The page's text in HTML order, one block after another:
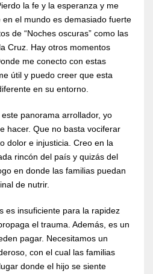
la fe y la esperanza y me
el mundo es demasiado fuerte
de “Noches oscuras” como las
Cruz. Hay otros momentos
me conecto con estas
útil y puedo creer que esta
en su entorno.
panorama arrollador, yo
hacer. Que no basta vociferar
dolor e injusticia. Creo en la
rincón del país y quizás del
en donde las familias puedan
de nutrir.
es insuficiente para la rapidez
el trauma. Además, es un
pagar. Necesitamos un
con el cual las familias
donde el hijo se siente